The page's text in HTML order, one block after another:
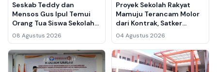
Seskab Teddy dan
Mensos Gus Ipul Temui
Orang Tua Siswa Sekolah
Rakyat, Ibu Siti Menangis
Haru
08 Agustus 2026
Proyek Sekolah Rakyat
Mamuju Terancam Molor
dari Kontrak, Satker
BPBPK Sulbar: Sanksi
Denda Menanti Hutama
Karya
04 Agustus 2026